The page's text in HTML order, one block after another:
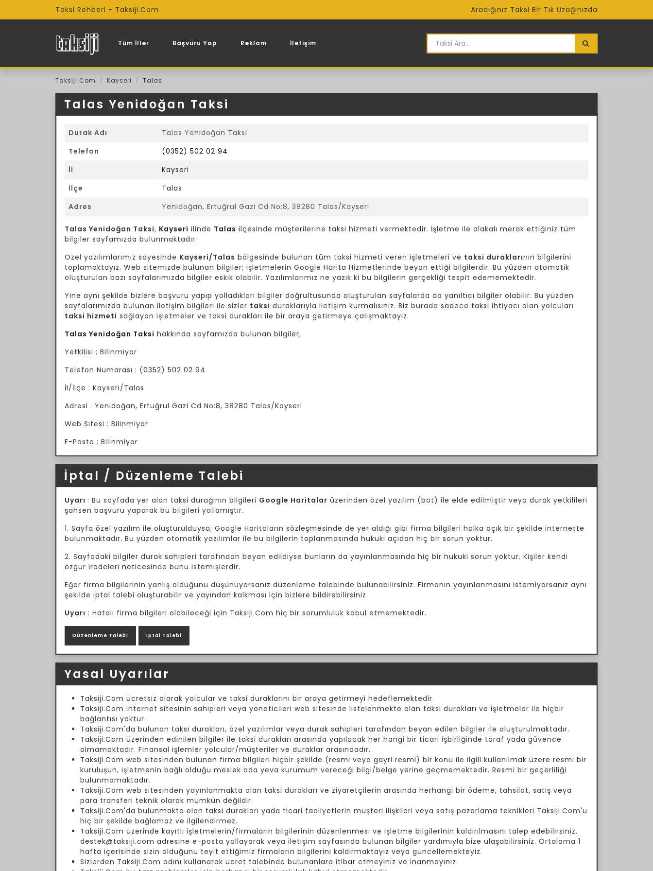
Taksi Rehberi - Taksiji.Com Aradığınız Taksi Bir Tık Uzağınızda
Tüm İller Başvuru Yap Reklam İletişim
Taksiji.Com Kayseri Talas
Talas Yenidoğan Taksi
Durak Adı
Talas Yenidoğan Taksi
Telefon
(0352) 502 02 94
İl
Kayseri
İlçe
Talas
Adres
Yenidoğan, Ertuğrul Gazi Cd No:8, 38280 Talas/Kayseri
Talas Yenidoğan Taksi, Kayseri ilinde Talas ilçesinde müşterilerine taksi hizmeti vermektedir. İşletme ile alakalı merak ettiğiniz tüm
bilgiler sayfamızda bulunmaktadır.
Özel yazılımlarımız sayesinde Kayseri/Talas bölgesinde bulunan tüm taksi hizmeti veren işletmeleri ve taksi duraklarının bilgilerini
toplamaktayız. Web sitemizde bulunan bilgiler; işletmelerin Google Harita Hizmetlerinde beyan ettiği bilgilerdir. Bu yüzden otomatik
oluşturulan bazı sayfalarımızda bilgiler eskik olabilir. Yazılımlarımız ne yazık ki bu bilgilerin gerçekliği tespit edememektedir.
Yine aynı şekilde bizlere başvuru yapıp yolladıkları bilgiler doğrultusunda oluşturulan sayfalarda da yanıltıcı bilgiler olabilir. Bu yüzden
sayfalarımızda bulunan iletişim bilgileri ile sizler taksi duraklarıyla iletişim kurmalısınız. Biz burada sadece taksi ihtiyacı olan yolcuları
taksi hizmeti sağlayan işletmeler ve taksi durakları ile bir araya getirmeye çalışmaktayız.
Talas Yenidoğan Taksi hakkında sayfamızda bulunan bilgiler;
Yetkilisi : Bilinmiyor
Telefon Numarası : (0352) 502 02 94
İl/İlçe : Kayseri/Talas
Adresi : Yenidoğan, Ertuğrul Gazi Cd No:8, 38280 Talas/Kayseri
Web Sitesi : Bilinmiyor
E-Posta : Bilinmiyor
İptal / Düzenleme Talebi
Uyarı : Bu sayfada yer alan taksi durağının bilgileri Google Haritalar üzerinden özel yazılım (bot) ile elde edilmiştir veya durak yetkilileri
şahsen başvuru yaparak bu bilgileri yollamıştır.
1. Sayfa özel yazılım ile oluşturulduysa; Google Haritaların sözleşmesinde de yer aldığı gibi firma bilgileri halka açık bir şekilde internette
bulunmaktadır. Bu yüzden otomatik yazılımlar ile bu bilgilerin toplanmasında hukuki açıdan hiç bir sorun yoktur.
2. Sayfadaki bilgiler durak sahipleri tarafından beyan edildiyse bunların da yayınlanmasında hiç bir hukuki sorun yoktur. Kişiler kendi
özgür iradeleri neticesinde bunu istemişlerdir.
Eğer firma bilgilerinin yanlış olduğunu düşünüyorsanız düzenleme talebinde bulunabilirsiniz. Firmanın yayınlanmasını istemiyorsanız aynı
şekilde iptal talebi oluşturabilir ve yayından kalkması için bizlere bildirebilirsiniz.
Uyarı : Hatalı firma bilgileri olabileceği için Taksiji.Com hiç bir sorumluluk kabul etmemektedir.
Düzenleme Talebi İptal Talebi
Yasal Uyarılar
Taksiji.Com ücretsiz olarak yolcular ve taksi duraklarını bir araya getirmeyi hedeflemektedir.
Taksiji.Com internet sitesinin sahipleri veya yöneticileri web sitesinde listelenmekte olan taksi durakları ve işletmeler ile hiçbir
bağlantısı yoktur.
Taksiji.Com'da bulunan taksi durakları, özel yazılımlar veya durak sahipleri tarafından beyan edilen bilgiler ile oluşturulmaktadır.
Taksiji.Com üzerinden edinilen bilgiler ile taksi durakları arasında yapılacak her hangi bir ticari işbirliğinde taraf yada güvence
olmamaktadır. Finansal işlemler yolcular/müşteriler ve duraklar arasındadır.
Taksiji.Com web sitesinden bulunan firma bilgileri hiçbir şekilde (resmi veya gayri resmi) bir konu ile ilgili kullanılmak üzere resmi bir
kuruluşun, işletmenin bağlı olduğu meslek oda yeva kurumum vereceği bilgi/belge yerine geçmemektedir. Resmi bir geçerliliği
bulunmamaktadır.
Taksiji.Com web sitesinden yayınlanmakta olan taksi durakları ve ziyaretçilerin arasında herhangi bir ödeme, tahsilat, satış veya
para transferi teknik olarak mümkün değildir.
Taksiji.Com'da bulunmakta olan taksi durakları yada ticari faaliyetlerin müşteri ilişkileri veya satış pazarlama teknikleri Taksiji.Com'u
hiç bir şekilde bağlamaz ve ilgilendirmez.
Taksiji.Com üzerinde kayıtlı işletmelerin/firmaların bilgilerinin düzenlenmesi ve işletme bilgilerinin kaldırılmasını talep edebilirsiniz.
destek@taksiji.com adresine e-posta yollayarak veya iletişim sayfasında bulunan bilgiler yardımıyla bize ulaşabilirsiniz. Ortalama 1
hafta içerisinde sizin olduğunu teyit ettiğimiz firmaların bilgilerini kaldırmaktayız veya güncellemekteyiz.
Sizlerden Taksiji.Com adını kullanarak ücret talebinde bulunanlara itibar etmeyiniz ve inanmayınız.